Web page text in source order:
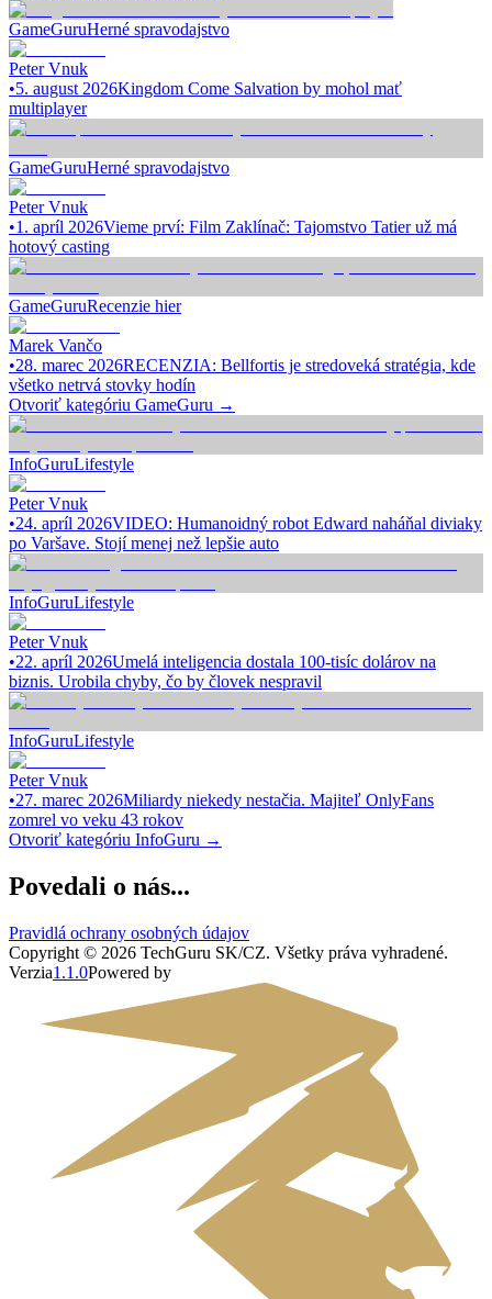
GameGuruHerné spravodajstvo
Peter Vnuk
•5. august 2026Kingdom Come Salvation by mohol mať
multiplayer
GameGuruHerné spravodajstvo
Peter Vnuk
•1. apríl 2026Vieme prví: Film Zaklínač: Tajomstvo Tatier už má
hotový casting
GameGuruRecenzie hier
Marek Vančo
•28. marec 2026RECENZIA: Bellfortis je stredoveká stratégia, kde
všetko netrvá stovky hodín
Otvoriť kategóriu GameGuru →
InfoGuruLifestyle
Peter Vnuk
•24. apríl 2026VIDEO: Humanoidný robot Edward naháňal diviaky
po Varšave. Stojí menej než lepšie auto
InfoGuruLifestyle
Peter Vnuk
•22. apríl 2026Umelá inteligencia dostala 100-tisíc dolárov na
biznis. Urobila chyby, čo by človek nespravil
InfoGuruLifestyle
Peter Vnuk
•27. marec 2026Miliardy niekedy nestačia. Majiteľ OnlyFans
zomrel vo veku 43 rokov
Otvoriť kategóriu InfoGuru →
Povedali o nás...
Pravidlá ochrany osobných údajov
Copyright © 2026 TechGuru SK/CZ. Všetky práva vyhradené.
Verzia1.1.0Powered by